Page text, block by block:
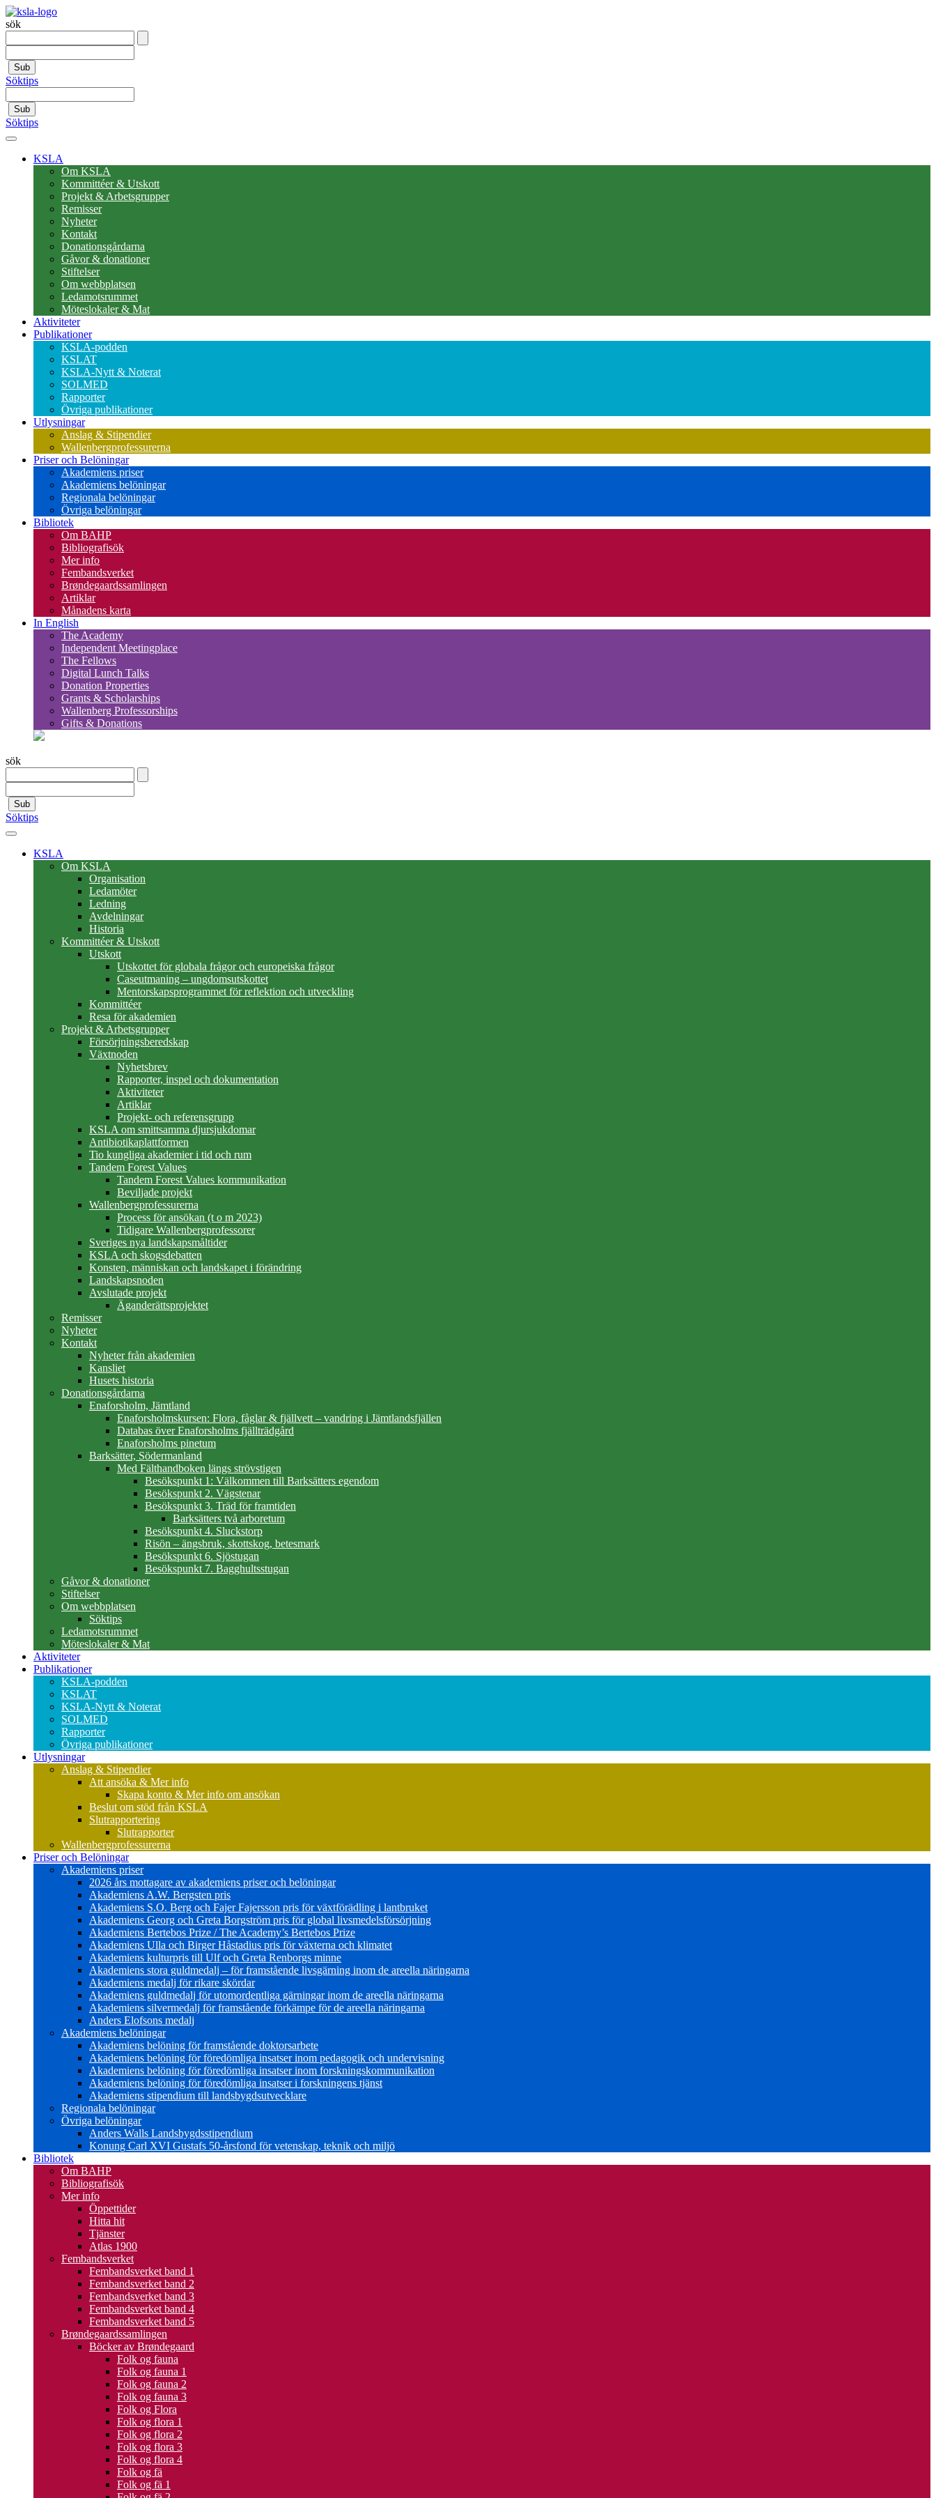
sök
Sub
Söktips
Sub
Söktips
KSLA
Om KSLA
Kommittéer & Utskott
Projekt & Arbetsgrupper
Remisser
Nyheter
Kontakt
Donationsgårdarna
Gåvor & donationer
Stiftelser
Om webbplatsen
Ledamotsrummet
Möteslokaler & Mat
Aktiviteter
Publikationer
KSLA-podden
KSLAT
KSLA-Nytt & Noterat
SOLMED
Rapporter
Övriga publikationer
Utlysningar
Anslag & Stipendier
Wallenbergprofessurerna
Priser och Belöningar
Akademiens priser
Akademiens belöningar
Regionala belöningar
Övriga belöningar
Bibliotek
Om BAHP
Bibliografisök
Mer info
Fembandsverket
Brøndegaardssamlingen
Artiklar
Månadens karta
In English
The Academy
Independent Meetingplace
The Fellows
Digital Lunch Talks
Donation Properties
Grants & Scholarships
Wallenberg Professorships
Gifts & Donations
sök
Sub
Söktips
KSLA
Om KSLA
Organisation
Ledamöter
Ledning
Avdelningar
Historia
Kommittéer & Utskott
Utskott
Utskottet för globala frågor och europeiska frågor
Caseutmaning – ungdomsutskottet
Mentorskapsprogrammet för reflektion och utveckling
Kommittéer
Resa för akademien
Projekt & Arbetsgrupper
Försörjningsberedskap
Växtnoden
Nyhetsbrev
Rapporter, inspel och dokumentation
Aktiviteter
Artiklar
Projekt- och referensgrupp
KSLA om smittsamma djursjukdomar
Antibiotikaplattformen
Tio kungliga akademier i tid och rum
Tandem Forest Values
Tandem Forest Values kommunikation
Beviljade projekt
Wallenbergprofessurerna
Process för ansökan (t o m 2023)
Tidigare Wallenbergprofessorer
Sveriges nya landskapsmåltider
KSLA och skogsdebatten
Konsten, människan och landskapet i förändring
Landskapsnoden
Avslutade projekt
Äganderättsprojektet
Remisser
Nyheter
Kontakt
Nyheter från akademien
Kansliet
Husets historia
Donationsgårdarna
Enaforsholm, Jämtland
Enaforsholmskursen: Flora, fåglar & fjällvett – vandring i Jämtlandsfjällen
Databas över Enaforsholms fjällträdgård
Enaforsholms pinetum
Barksätter, Södermanland
Med Fälthandboken längs strövstigen
Besökspunkt 1: Välkommen till Barksätters egendom
Besökspunkt 2. Vägstenar
Besökspunkt 3. Träd för framtiden
Barksätters två arboretum
Besökspunkt 4. Sluckstorp
Risön – ängsbruk, skottskog, betesmark
Besökspunkt 6. Sjöstugan
Besökspunkt 7. Bagghultsstugan
Gåvor & donationer
Stiftelser
Om webbplatsen
Söktips
Ledamotsrummet
Möteslokaler & Mat
Aktiviteter
Publikationer
KSLA-podden
KSLAT
KSLA-Nytt & Noterat
SOLMED
Rapporter
Övriga publikationer
Utlysningar
Anslag & Stipendier
Att ansöka & Mer info
Skapa konto & Mer info om ansökan
Beslut om stöd från KSLA
Slutrapportering
Slutrapporter
Wallenbergprofessurerna
Priser och Belöningar
Akademiens priser
2026 års mottagare av akademiens priser och belöningar
Akademiens A.W. Bergsten pris
Akademiens S.O. Berg och Fajer Fajersson pris för växtförädling i lantbruket
Akademiens Georg och Greta Borgström pris för global livsmedelsförsörjning
Akademiens Bertebos Prize / The Academy’s Bertebos Prize
Akademiens Ulla och Birger Håstadius pris för växterna och klimatet
Akademiens kulturpris till Ulf och Greta Renborgs minne
Akademiens stora guldmedalj – för framstående livsgärning inom de areella näringarna
Akademiens medalj för rikare skördar
Akademiens guldmedalj för utomordentliga gärningar inom de areella näringarna
Akademiens silvermedalj för framstående förkämpe för de areella näringarna
Anders Elofsons medalj
Akademiens belöningar
Akademiens belöning för framstående doktorsarbete
Akademiens belöning för föredömliga insatser inom pedagogik och undervisning
Akademiens belöning för föredömliga insatser inom forskningskommunikation
Akademiens belöning för föredömliga insatser i forskningens tjänst
Akademiens stipendium till landsbygdsutvecklare
Regionala belöningar
Övriga belöningar
Anders Walls Landsbygdsstipendium
Konung Carl XVI Gustafs 50-årsfond för vetenskap, teknik och miljö
Bibliotek
Om BAHP
Bibliografisök
Mer info
Öppettider
Hitta hit
Tjänster
Atlas 1900
Fembandsverket
Fembandsverket band 1
Fembandsverket band 2
Fembandsverket band 3
Fembandsverket band 4
Fembandsverket band 5
Brøndegaardssamlingen
Böcker av Brøndegaard
Folk og fauna
Folk og fauna 1
Folk og fauna 2
Folk og fauna 3
Folk og Flora
Folk og flora 1
Folk og flora 2
Folk og flora 3
Folk og flora 4
Folk og fä
Folk og fä 1